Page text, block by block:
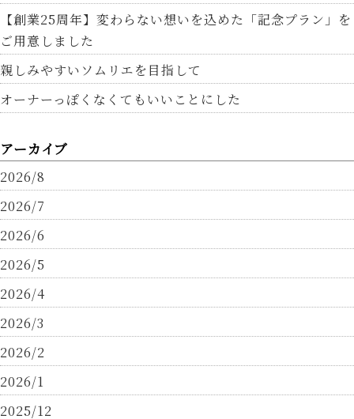
【創業25周年】変わらない想いを込めた「記念プラン」を
ご用意しました
親しみやすいソムリエを目指して
オーナーっぽくなくてもいいことにした
アーカイブ
2026/8
2026/7
2026/6
2026/5
2026/4
2026/3
2026/2
2026/1
2025/12